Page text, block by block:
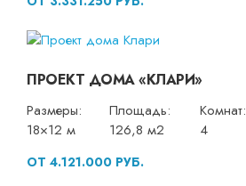
ПРОЕКТ ДОМА «КЛАРИ»
Размеры:
18×12 м
Площадь:
126,8 м2
Комнат:
4
ОТ 4.121.000 РУБ.